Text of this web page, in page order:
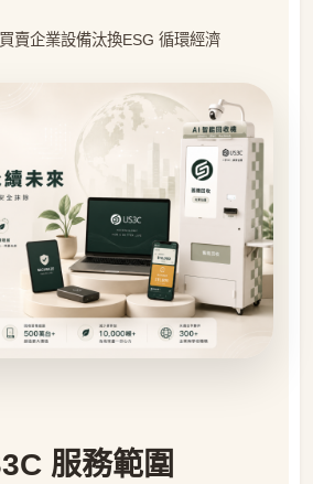
賣企業設備汰換ESG 循環經濟
服務範圍